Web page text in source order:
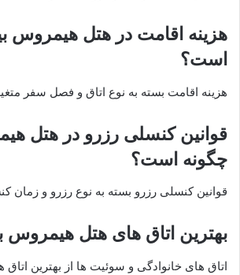
هزینه اقامت در هتل هیمروس
است؟
هزینه اقامت بسته به نوع اتاق و فصل سفر
قوانین کنسلی رزرو در هتل
چگونه است؟
قوانین کنسلی رزرو بسته به نوع رزرو و
بهترین اتاق های هتل هیمروس
اتاق های خانوادگی و سوئیت ها از بهترین